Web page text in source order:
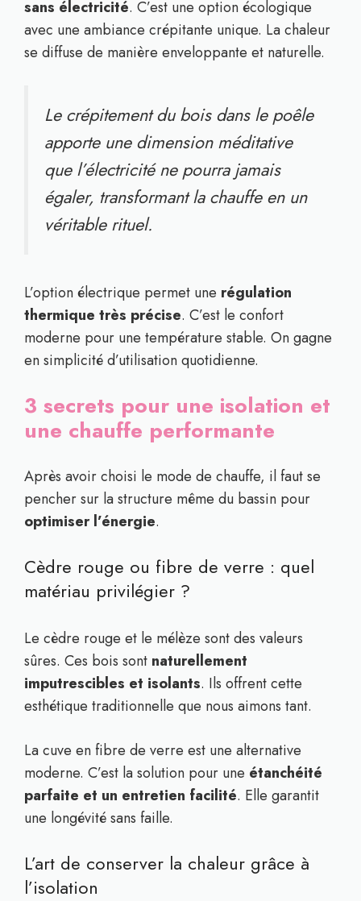
sans électricité. C’est une option écologique
avec une ambiance crépitante unique. La chaleur
se diffuse de manière enveloppante et naturelle.
Le crépitement du bois dans le poêle
apporte une dimension méditative
que l’électricité ne pourra jamais
égaler, transformant la chauffe en un
véritable rituel.
L’option électrique permet une régulation
thermique très précise. C’est le confort
moderne pour une température stable. On gagne
en simplicité d’utilisation quotidienne.
3 secrets pour une isolation et
une chauffe performante
Après avoir choisi le mode de chauffe, il faut se
pencher sur la structure même du bassin pour
optimiser l’énergie.
Cèdre rouge ou fibre de verre : quel
matériau privilégier ?
Le cèdre rouge et le mélèze sont des valeurs
sûres. Ces bois sont naturellement
imputrescibles et isolants. Ils offrent cette
esthétique traditionnelle que nous aimons tant.
La cuve en fibre de verre est une alternative
moderne. C’est la solution pour une étanchéité
parfaite et un entretien facilité. Elle garantit
une longévité sans faille.
L’art de conserver la chaleur grâce à
l’isolation